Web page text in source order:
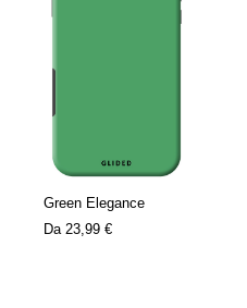
Green Elegance
Da 23,99 €